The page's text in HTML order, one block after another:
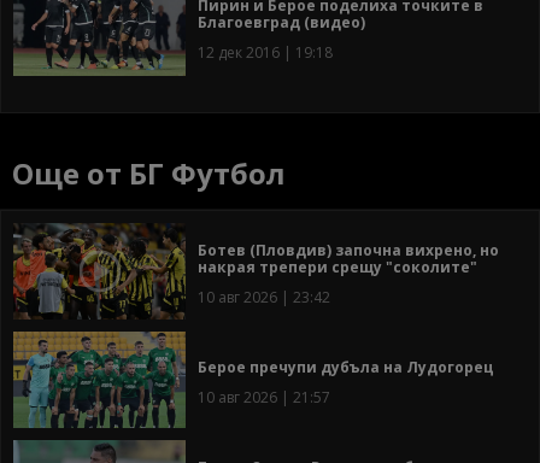
Пирин и Берое поделиха точките в
Благоевград (видео)
12 дек 2016 | 19:18
Още от БГ Футбол
Ботев (Пловдив) започна вихрено, но
накрая трепери срещу "соколите"
10 авг 2026 | 23:42
Берое пречупи дубъла на Лудогорец
10 авг 2026 | 21:57